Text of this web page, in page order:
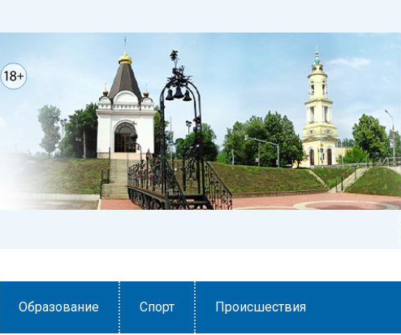
Образование Спорт Происшествия